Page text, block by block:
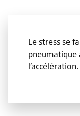
Le stress se
pneumatique
l’accélération.